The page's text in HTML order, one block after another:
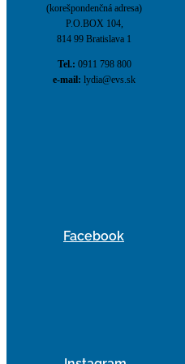
(korešpondenčná adresa)
P.O.BOX 104,
814 99 Bratislava 1
Tel.: 0911 798 800
e-mail: lydia@evs.sk
Facebook